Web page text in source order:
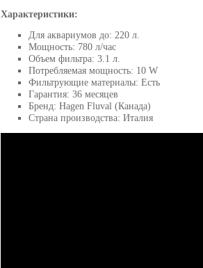
Характеристики:
Для аквариумов до: 220 л.
Мощность: 780 л/час
Объем фильтра: 3.1 л.
Потребляемая мощность: 10 W
Фильтрующие материалы: Есть
Гарантия: 36 месяцев
Бренд: Hagen Fluval (Канада)
Страна производства: Италия